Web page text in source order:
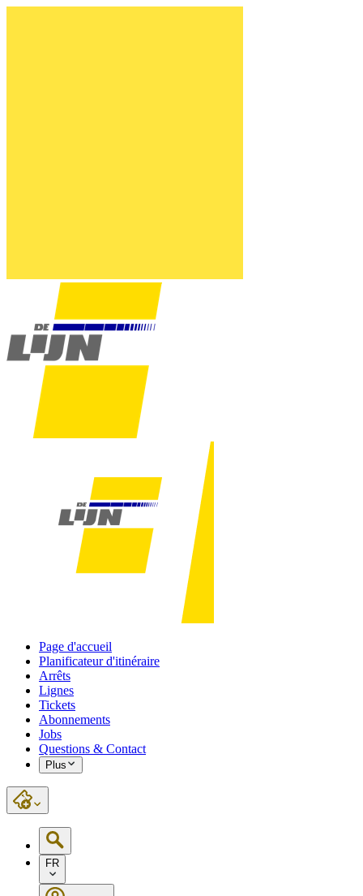
Page d'accueil
Planificateur d'itinéraire
Arrêts
Lignes
Tickets
Abonnements
Jobs
Questions & Contact
Plus
FR